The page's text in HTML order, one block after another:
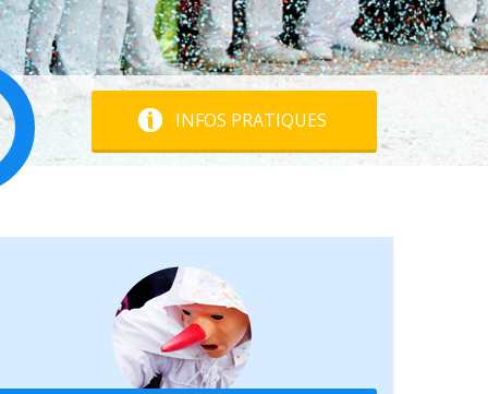
INFOS PRATIQUES